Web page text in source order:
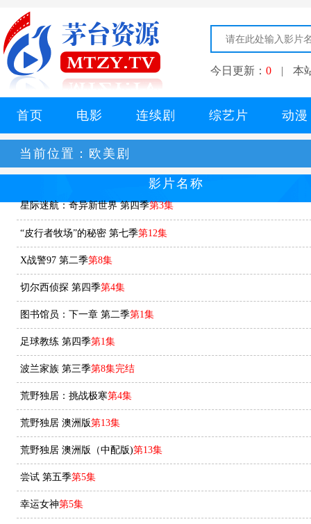
今日更新： 0 | 本
首页 电影 连续剧 综艺片 动漫
当前位置： 欧美剧
影片名称
星际迷航：奇异新世界 第四季第3集
“皮行者牧场”的秘密 第七季第12集
X战警97 第二季第8集
切尔西侦探 第四季第4集
图书馆员：下一章 第二季第1集
足球教练 第四季第1集
波兰家族 第三季第8集完结
荒野独居：挑战极寒第4集
荒野独居 澳洲版第13集
荒野独居 澳洲版（中配版)第13集
尝试 第五季第5集
幸运女神第5集